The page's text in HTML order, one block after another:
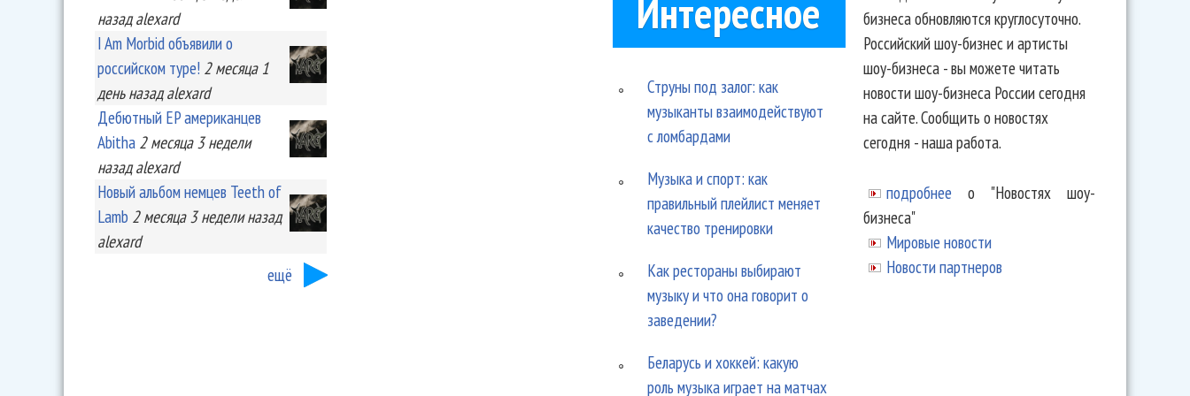
назад alexard
I Am Morbid объявили о
российском туре! 2 месяца 1
деньназад alexard
Дебютный EP американцев
Abitha 2 месяца 3 недели
назад alexard
Новый альбом немцев Teeth of
Lamb 2 месяца 3 неделиназад
alexard
ещё
Интересное
Струны под залог: как
музыканты взаимодействуют
с ломбардами
Музыка и спорт: как
правильный плейлист меняет
качество тренировки
Как рестораны выбирают
музыку и что она говорит о
заведении?
Беларусь и хоккей: какую
роль музыка играет на матчах
бизнеса обновляются круглосуточно.
Российский шоу-бизнес и артисты
шоу-бизнеса - вы можете читать
новости шоу-бизнеса России сегодня
на сайте. Сообщить о новостях
сегодня - наша работа.
подробнее о "Новостях шоу-
бизнеса"
Мировые новости
Новости партнеров